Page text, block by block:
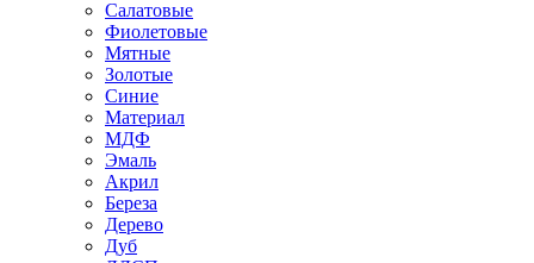
Салатовые
Фиолетовые
Мятные
Золотые
Синие
Материал
МДФ
Эмаль
Акрил
Береза
Дерево
Дуб